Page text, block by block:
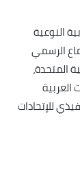
النوعية
الرسمي
المتحدة،
العربية
للإتحادات